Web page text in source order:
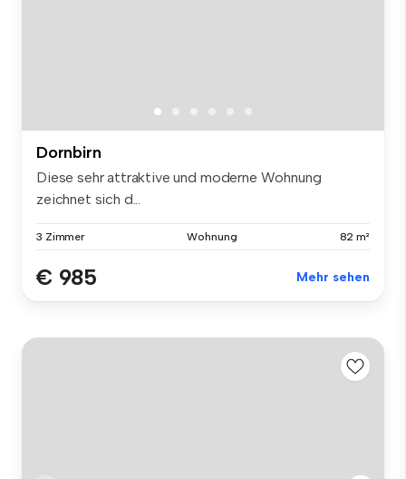
Dornbirn
Diese sehr attraktive und moderne Wohnung
zeichnet sich d...
3 Zimmer Wohnung 82 m²
€ 985 Mehr sehen